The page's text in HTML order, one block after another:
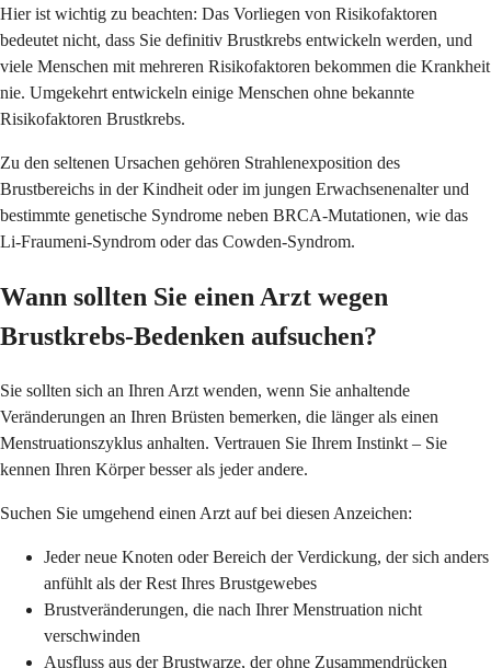
Hier ist wichtig zu beachten: Das Vorliegen von Risikofaktoren
bedeutet nicht, dass Sie definitiv Brustkrebs entwickeln werden, und
viele Menschen mit mehreren Risikofaktoren bekommen die Krankheit
nie. Umgekehrt entwickeln einige Menschen ohne bekannte
Risikofaktoren Brustkrebs.
Zu den seltenen Ursachen gehören Strahlenexposition des
Brustbereichs in der Kindheit oder im jungen Erwachsenenalter und
bestimmte genetische Syndrome neben BRCA-Mutationen, wie das
Li-Fraumeni-Syndrom oder das Cowden-Syndrom.
Wann sollten Sie einen Arzt wegen
Brustkrebs-Bedenken aufsuchen?
Sie sollten sich an Ihren Arzt wenden, wenn Sie anhaltende
Veränderungen an Ihren Brüsten bemerken, die länger als einen
Menstruationszyklus anhalten. Vertrauen Sie Ihrem Instinkt – Sie
kennen Ihren Körper besser als jeder andere.
Suchen Sie umgehend einen Arzt auf bei diesen Anzeichen:
Jeder neue Knoten oder Bereich der Verdickung, der sich anders
anfühlt als der Rest Ihres Brustgewebes
Brustveränderungen, die nach Ihrer Menstruation nicht
verschwinden
Ausfluss aus der Brustwarze, der ohne Zusammendrücken